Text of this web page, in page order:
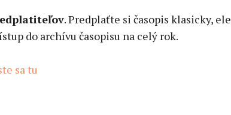
. Predplaťte si časopis klasicky,
do archívu časopisu na celý rok.
sa tu